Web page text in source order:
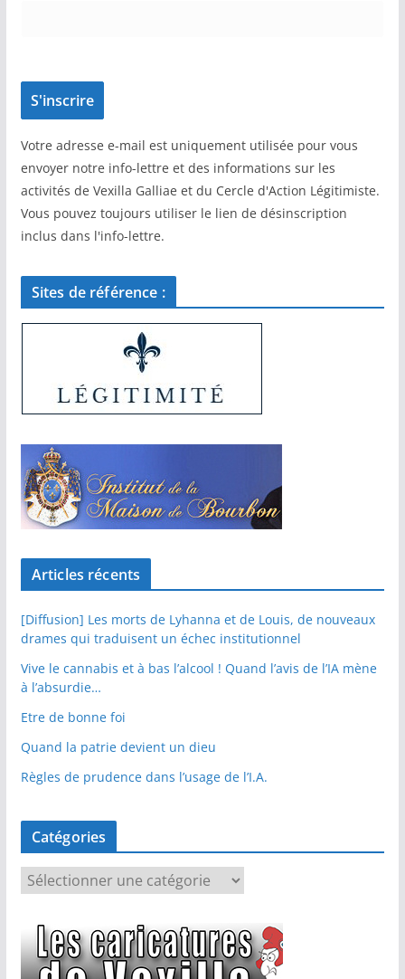
Votre adresse e-mail est uniquement utilisée pour vous
envoyer notre info-lettre et des informations sur les
activités de Vexilla Galliae et du Cercle d'Action Légitimiste.
Vous pouvez toujours utiliser le lien de désinscription
inclus dans l'info-lettre.
Sites de référence :
Articles récents
[Diffusion] Les morts de Lyhanna et de Louis, de nouveaux
drames qui traduisent un échec institutionnel
Vive le cannabis et à bas l’alcool ! Quand l’avis de l’IA mène
à l’absurdie…
Etre de bonne foi
Quand la patrie devient un dieu
Règles de prudence dans l’usage de l’I.A.
Catégories
é
g